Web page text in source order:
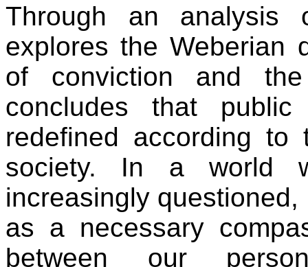
Through an analysis
explores the Weberian
of conviction and
concludes that
redefined according
society. In a world
increasingly
as a necessary
between our